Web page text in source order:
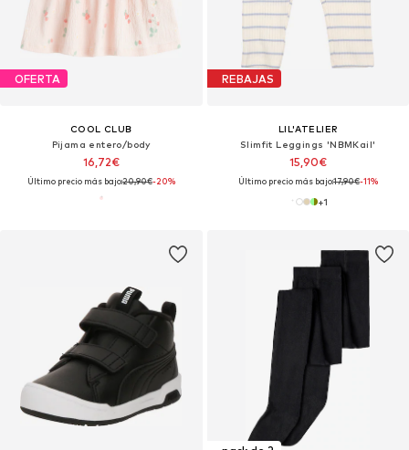
OFERTA
COOL CLUB
Pijama entero/body
16,72€
Último precio más bajo:20,90€-20%
REBAJAS
LIL'ATELIER
Slimfit Leggings 'NBMKail'
15,90€
Último precio más bajo:17,90€-11%
+1